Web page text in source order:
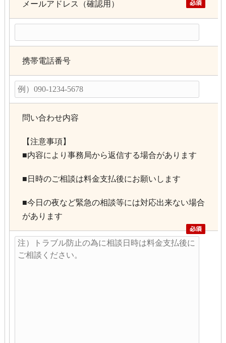
メールアドレス（確認用）
携帯電話番号
問い合わせ内容
【注意事項】
■内容により事務局から返信する場合があります
■日時のご相談は料金支払後にお願いします
■今日の夜など緊急の相談等には対応出来ない場合
があります